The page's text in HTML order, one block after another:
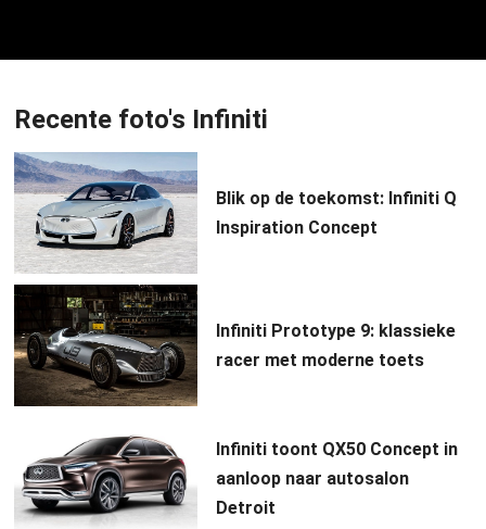
Recente foto's Infiniti
Blik op de toekomst: Infiniti Q
Inspiration Concept
Infiniti Prototype 9: klassieke
racer met moderne toets
Infiniti toont QX50 Concept in
aanloop naar autosalon
Detroit